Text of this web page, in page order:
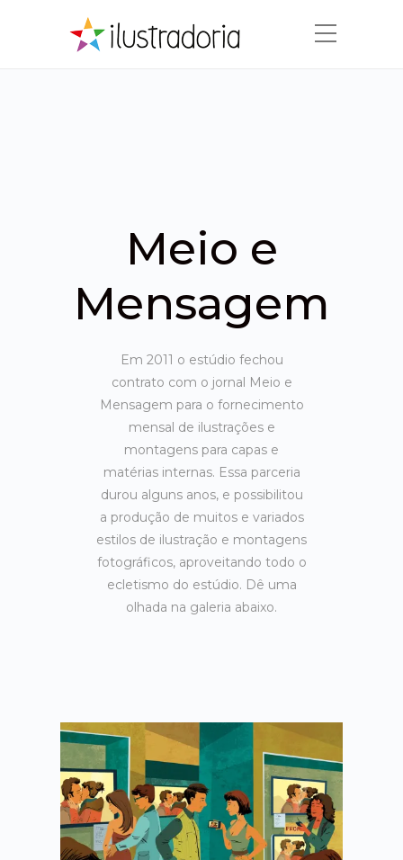
Meio e
Mensagem
Em 2011 o estúdio fechou
contrato com o jornal Meio e
Mensagem para o fornecimento
mensal de ilustrações e
montagens para capas e
matérias internas. Essa parceria
durou alguns anos, e possibilitou
a produção de muitos e variados
estilos de ilustração e montagens
fotográficos, aproveitando todo o
ecletismo do estúdio. Dê uma
olhada na galeria abaixo.